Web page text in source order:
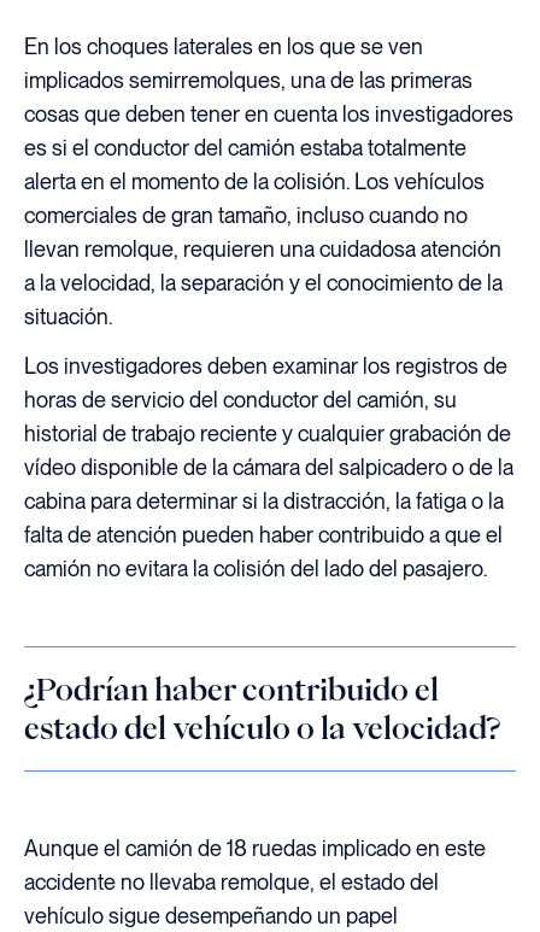
En los choques laterales en los que se ven
implicados semirremolques, una de las primeras
cosas que deben tener en cuenta los investigadores
es si el conductor del camión estaba totalmente
alerta en el momento de la colisión. Los vehículos
comerciales de gran tamaño, incluso cuando no
llevan remolque, requieren una cuidadosa atención
a la velocidad, la separación y el conocimiento de la
situación.
Los investigadores deben examinar los registros de
horas de servicio del conductor del camión, su
historial de trabajo reciente y cualquier grabación de
vídeo disponible de la cámara del salpicadero o de la
cabina para determinar si la distracción, la fatiga o la
falta de atención pueden haber contribuido a que el
camión no evitara la colisión del lado del pasajero.
¿Podrían haber contribuido el
estado del vehículo o la velocidad?
Aunque el camión de 18 ruedas implicado en este
accidente no llevaba remolque, el estado del
vehículo sigue desempeñando un papel